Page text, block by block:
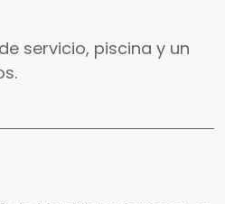
servicio, piscina y un